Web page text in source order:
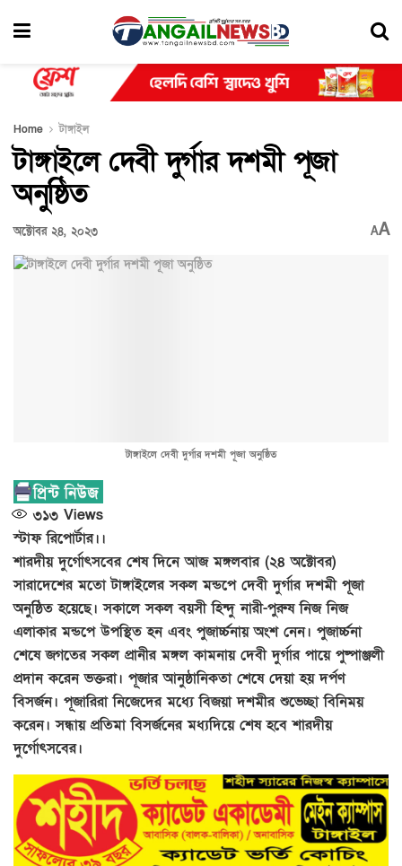
Home টাঙ্গাইল
টাঙ্গাইলে দেবী দুর্গার দশমী পূজা
অনুষ্ঠিত
অক্টোবর ২৪, ২০২৩ AA
টাঙ্গাইলে দেবী দুর্গার দশমী পূজা অনুষ্ঠিত
৩১৩ Views
স্টাফ রিপোর্টার।।
শারদীয় দুর্গোৎসবের শেষ দিনে আজ মঙ্গলবার (২৪ অক্টোবর)
সারাদেশের মতো টাঙ্গাইলের সকল মন্ডপে দেবী দুর্গার দশমী পূজা
অনুষ্ঠিত হয়েছে। সকালে সকল বয়সী হিন্দু নারী-পুরুষ নিজ নিজ
এলাকার মন্ডপে উপস্থিত হন এবং পুজার্চ্চনায় অংশ নেন। পুজার্চ্চনা
শেষে জগতের সকল প্রানীর মঙ্গল কামনায় দেবী দুর্গার পায়ে পুষ্পাঞ্জলী
প্রদান করেন ভক্তরা। পূজার আনুষ্ঠানিকতা শেষে দেয়া হয় দর্পণ
বিসর্জন। পূজারিরা নিজেদের মধ্যে বিজয়া দশমীর শুভেচ্ছা বিনিময়
করেন। সন্ধায় প্রতিমা বিসর্জনের মধ্যদিয়ে শেষ হবে শারদীয়
দুর্গোৎসবের।